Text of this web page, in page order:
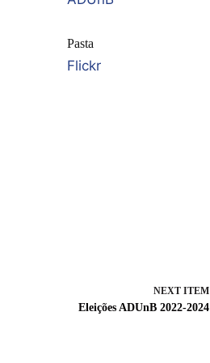
Pasta
Flickr
NEXT ITEM
Eleições ADUnB 2022-2024